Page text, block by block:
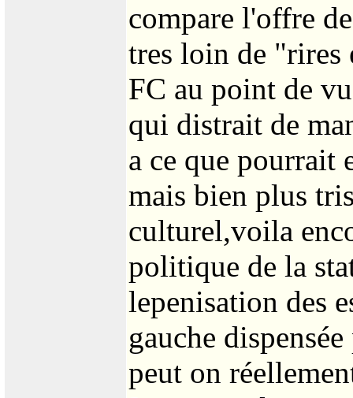
compare l'offre
tres loin de "rires
FC au point de
qui distrait de
a ce que pourrait
mais bien plus
culturel,voila
politique de la
lepenisation des
gauche
peut on